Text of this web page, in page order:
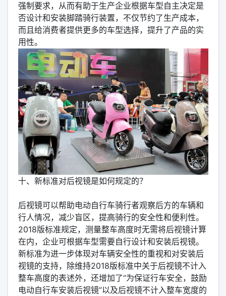
强制要求，从而有助于生产企业根据车型自主决定是
否设计和安装脚踏骑行装置，不仅节约了生产成本，
而且给消费者提供更多的车型选择，提升了产品的实
用性。
十、新标准对后视镜是如何规定的？
后视镜可以帮助电动自行车骑行者观察后方的车辆和
行人情况，减少盲区，提高骑行的安全性和便利性。
2018版标准规定，测量整车高度时无需将后视镜计算
在内，企业可根据车型需要自行设计和安装后视镜。
新标准为进一步体现对车辆安全性的重视和对安装后
视镜的支持，除维持2018版标准中关于后视镜不计入
整车高度的表述外，还增加了“为保证行车安全，鼓励
电动自行车安装后视镜”以及后视镜不计入整车宽度的